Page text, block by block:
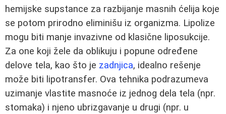
hemijske supstance za razbijanje masnih ćelija koje
se potom prirodno eliminišu iz organizma. Lipolize
mogu biti manje invazivne od klasične liposukcije.
Za one koji žele da oblikuju i popune određene
delove tela, kao što je zadnjica, idealno rešenje
može biti lipotransfer. Ova tehnika podrazumeva
uzimanje vlastite masnoće iz jednog dela tela (npr.
stomaka) i njeno ubrizgavanje u drugi (npr. u